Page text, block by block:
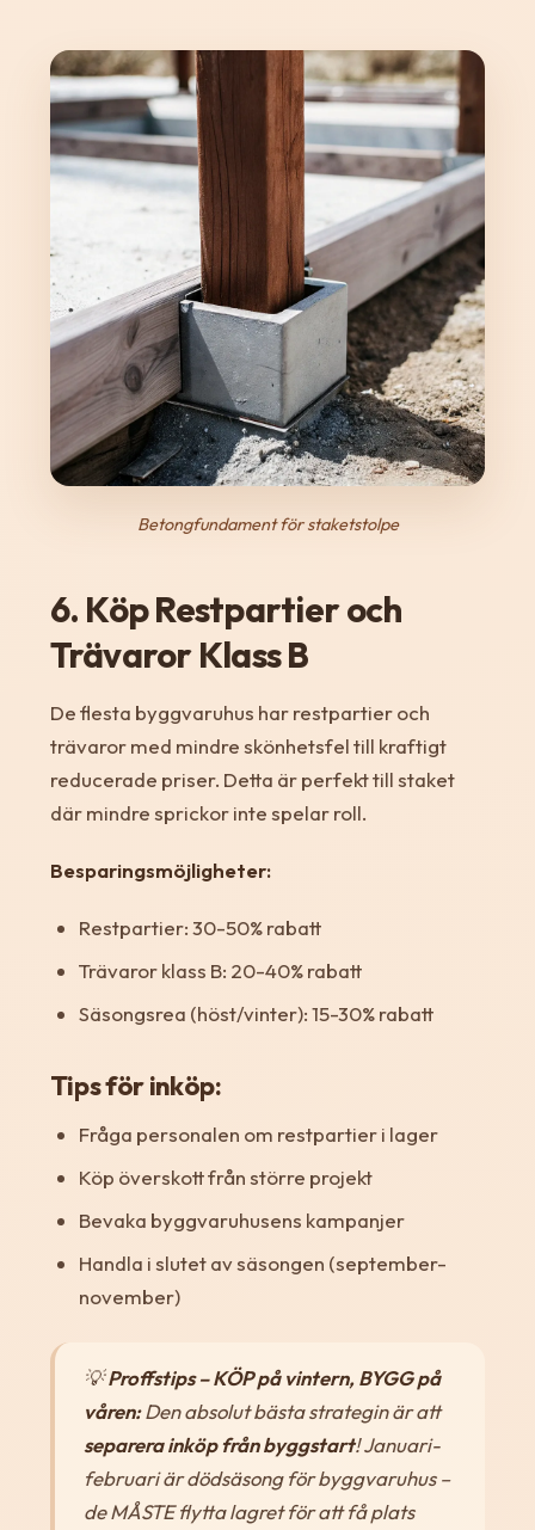
Betongfundament för staketstolpe
6. Köp Restpartier och
Trävaror Klass B
De flesta byggvaruhus har restpartier och
trävaror med mindre skönhetsfel till kraftigt
reducerade priser. Detta är perfekt till staket
där mindre sprickor inte spelar roll.
Besparingsmöjligheter:
Restpartier: 30-50% rabatt
Trävaror klass B: 20-40% rabatt
Säsongsrea (höst/vinter): 15-30% rabatt
Tips för inköp:
Fråga personalen om restpartier i lager
Köp överskott från större projekt
Bevaka byggvaruhusens kampanjer
Handla i slutet av säsongen (september-
november)
💡Proffstips – KÖP på vintern, BYGG på
våren:Den absolut bästa strategin är att
separera inköp från byggstart! Januari-
februari är dödsäsong för byggvaruhus –
de MÅSTE flytta lagret för att få plats